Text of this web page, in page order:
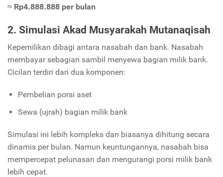
≈ Rp4.888.888 per bulan
2. Simulasi Akad Musyarakah Mutanaqisah
Kepemilikan dibagi antara nasabah dan bank. Nasabah
membayar sebagian sambil menyewa bagian milik bank.
Cicilan terdiri dari dua komponen:
Pembelian porsi aset
Sewa (ujrah) bagian milik bank
Simulasi ini lebih kompleks dan biasanya dihitung secara
dinamis per bulan. Namun keuntungannya, nasabah bisa
mempercepat pelunasan dan mengurangi porsi milik bank
lebih cepat.